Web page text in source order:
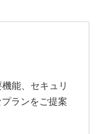
能、セキュリ
ランをご提案